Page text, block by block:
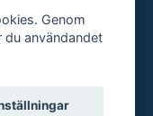
Genom
användandet